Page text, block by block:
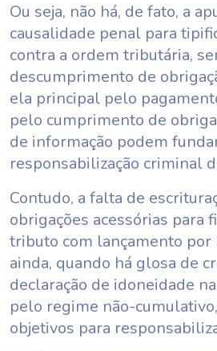
Ou seja, não há, de fato, a
causalidade penal para
contra a ordem tributária,
descumprimento de
ela principal pelo
pelo cumprimento de
de informação podem
responsabilização criminal
Contudo, a falta de
obrigações acessórias para
tributo com lançamento por
ainda, quando há glosa de
declaração de idoneidade
pelo regime não-
objetivos para